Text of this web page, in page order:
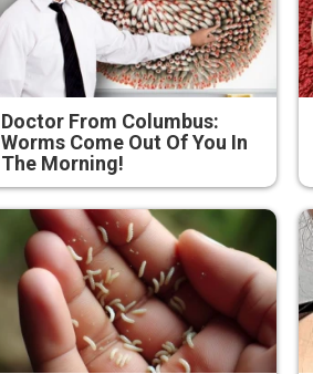
Doctor From Columbus:
Worms Come Out Of You In
The Morning!